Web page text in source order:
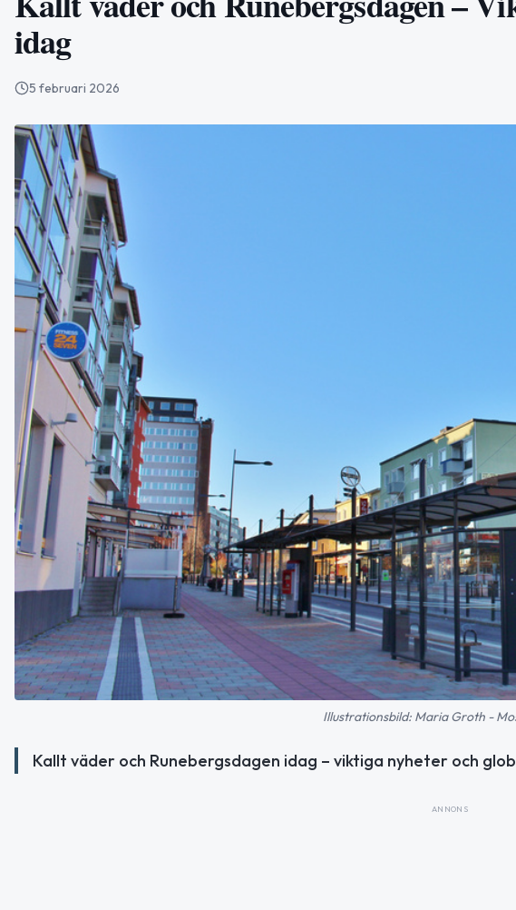
idag
5 februari 2026
Illustrationsbild: Maria Groth -
Kallt väder och Runebergsdagen idag – viktiga nyheter och
ANNONS